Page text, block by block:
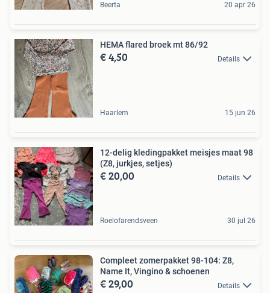
Beerta 20 apr 26
HEMA flared broek mt 86/92
€ 4,50 Details
Haarlem 15 jun 26
12-delig kledingpakket meisjes maat 98
(Z8, jurkjes, setjes)
€ 20,00 Details
Roelofarendsveen 30 jul 26
Compleet zomerpakket 98-104: Z8,
Name It, Vingino & schoenen
€ 29,00 Details